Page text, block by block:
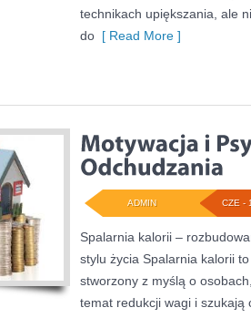
technikach upiększania, ale
do [ Read More ]
CZE -
ADMIN
Spalarnia kalorii –
stylu życia Spalarnia kalorii
stworzony z myślą o
temat redukcji wagi i szukają